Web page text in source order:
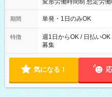
変形労働時間制 想定労働時間160時間/
～21：00
期間 単発・1日のみOK
特徴
週1日からOK / 日払い
募集
気になる！